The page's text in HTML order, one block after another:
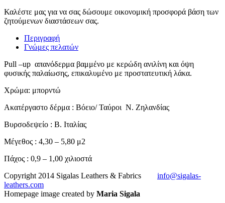
Καλέστε μας για να σας δώσουμε οικονομική προσφορά βάση των
ζητούμενων διαστάσεων σας.
Περιγραφή
Γνώμες πελατών
Pull –up απανόδερμα βαμμένο με κερώδη ανιλίνη και όψη
φυσικής παλαίωσης, επικαλυμένο με προστατευτική λάκα.
Χρώμα: μπορντώ
Ακατέργαστο δέρμα : Βόειο/ Ταύροι Ν. Ζηλανδίας
Βυρσοδεψείο : Β. Ιταλίας
Μέγεθος : 4,30 – 5,80 μ2
Πάχος : 0,9 – 1,00 χιλιοστά
Copyright 2014 Sigalas Leathers & Fabrics info@sigalas-
leathers.com
Homepage image created by Maria Sigala